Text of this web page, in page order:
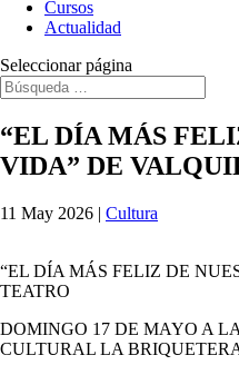
Cursos
Actualidad
Seleccionar página
“EL DÍA MÁS
VIDA” DE
11 May 2026 | Cultura
“EL DÍA MÁS FELIZ DE
TEATRO
DOMINGO 17 DE MAYO A
CULTURAL LA